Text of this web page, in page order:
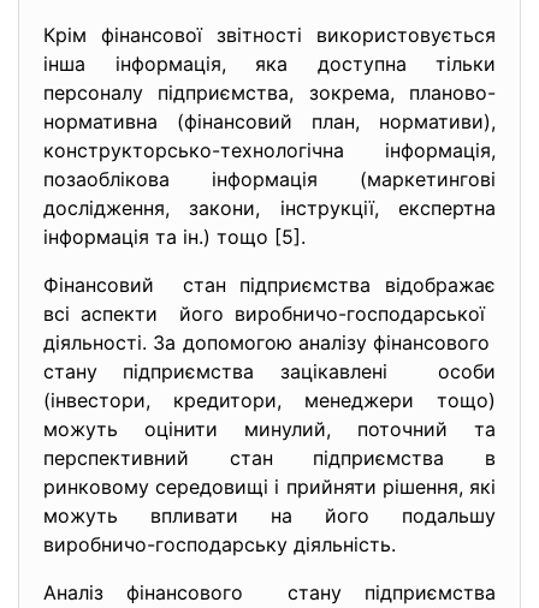
Крім фінансової звітності використовується
інша інформація, яка доступна тільки
персоналу підприємства, зокрема, планово-
нормативна (фінансовий план, нормативи),
конструкторсько-технологічна інформація,
позаоблікова інформація (маркетингові
дослідження, закони, інструкції, експертна
інформація та ін.) тощо [5].
Фінансовий стан підприємства відображає
всі аспекти його виробничо-господарської
діяльності. За допомогою аналізу фінансового
стану підприємства зацікавлені особи
(інвестори, кредитори, менеджери тощо)
можуть оцінити минулий, поточний та
перспективний стан підприємства в
ринковому середовищі і прийняти рішення, які
можуть впливати на його подальшу
виробничо-господарську діяльність.
Аналіз фінансового стану підприємства